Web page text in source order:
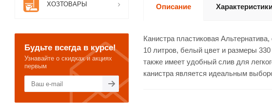
Описание
Канистра пластиковая
10 литров, белый цвет и размеры 330
также имеет удобный слив для
канистра является идеальным
ХОЗТОВАРЫ
Будьте всегда в курсе!
Узнавайте о скидках и акциях
первым